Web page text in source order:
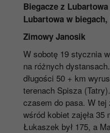
Biegacze z
Lubartowa w
Zimowy Janosik
W sobotę 19 stycznia
na różnych
długości 50 + km
terenach Spisza
czasem do pasa. W
wśród kobiet zajęła
Łukaszek był 175, a